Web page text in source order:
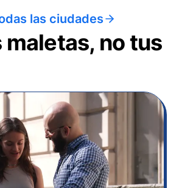
las ciudades
maletas, no tus